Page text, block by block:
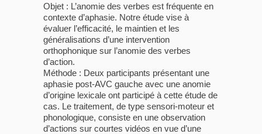
Objet : L’anomie des verbes est fréquente en
contexte d’aphasie. Notre étude vise à
évaluer l’efficacité, le maintien et les
généralisations d’une intervention
orthophonique sur l’anomie des verbes
d’action.
Méthode : Deux participants présentant une
aphasie post-AVC gauche avec une anomie
d’origine lexicale ont participé à cette étude de
cas. Le traitement, de type sensori-moteur et
phonologique, consiste en une observation
d’actions sur courtes vidéos en vue d’une